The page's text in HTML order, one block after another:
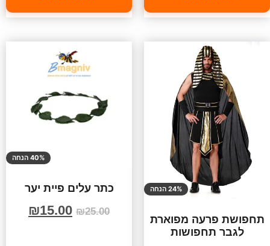
24% הנחה
תחפושת פרעה מפוארת
לגבר תחפושות
40% הנחה
כתר עלים פיית יער
₪25.00
₪15.00